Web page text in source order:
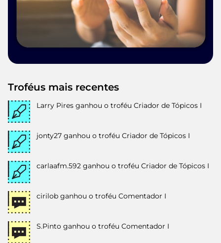
Troféus mais recentes
Larry Pires ganhou o troféu Criador de Tópicos I
jonty27 ganhou o troféu Criador de Tópicos I
carlaafm.592 ganhou o troféu Criador de Tópicos I
cirilob ganhou o troféu Comentador I
S.Pinto ganhou o troféu Comentador I